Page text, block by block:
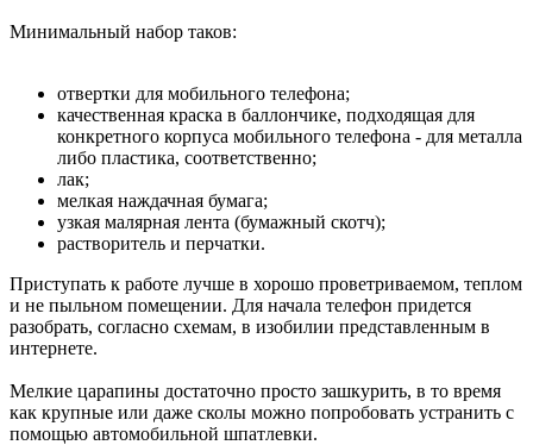
Минимальный набор таков:
отвертки для мобильного телефона;
качественная краска в баллончике, подходящая для
конкретного корпуса мобильного телефона - для металла
либо пластика, соответственно;
лак;
мелкая наждачная бумага;
узкая малярная лента (бумажный скотч);
растворитель и перчатки.
Приступать к работе лучше в хорошо проветриваемом, теплом
и не пыльном помещении. Для начала телефон придется
разобрать, согласно схемам, в изобилии представленным в
интернете.
Мелкие царапины достаточно просто зашкурить, в то время
как крупные или даже сколы можно попробовать устранить с
помощью автомобильной шпатлевки.